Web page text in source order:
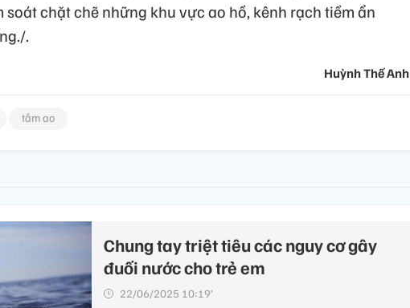
chặt chẽ những khu vực ao hồ, kênh rạch tiềm ẩn
.
Huỳnh Thế Anh
tắm ao
Chung tay triệt tiêu các nguy cơ gây
đuối nước cho trẻ em
22/06/2025 10:19’